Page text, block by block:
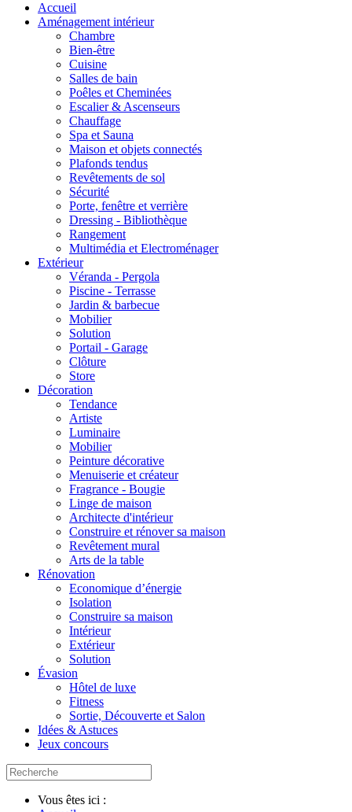
Accueil
Aménagement intérieur
Chambre
Bien-être
Cuisine
Salles de bain
Poêles et Cheminées
Escalier & Ascenseurs
Chauffage
Spa et Sauna
Maison et objets connectés
Plafonds tendus
Revêtements de sol
Sécurité
Porte, fenêtre et verrière
Dressing - Bibliothèque
Rangement
Multimédia et Electroménager
Extérieur
Véranda - Pergola
Piscine - Terrasse
Jardin & barbecue
Mobilier
Solution
Portail - Garage
Clôture
Store
Décoration
Tendance
Artiste
Luminaire
Mobilier
Peinture décorative
Menuiserie et créateur
Fragrance - Bougie
Linge de maison
Architecte d'intérieur
Construire et rénover sa maison
Revêtement mural
Arts de la table
Rénovation
Economique d’énergie
Isolation
Construire sa maison
Intérieur
Extérieur
Solution
Évasion
Hôtel de luxe
Fitness
Sortie, Découverte et Salon
Idées & Astuces
Jeux concours
Vous êtes ici :